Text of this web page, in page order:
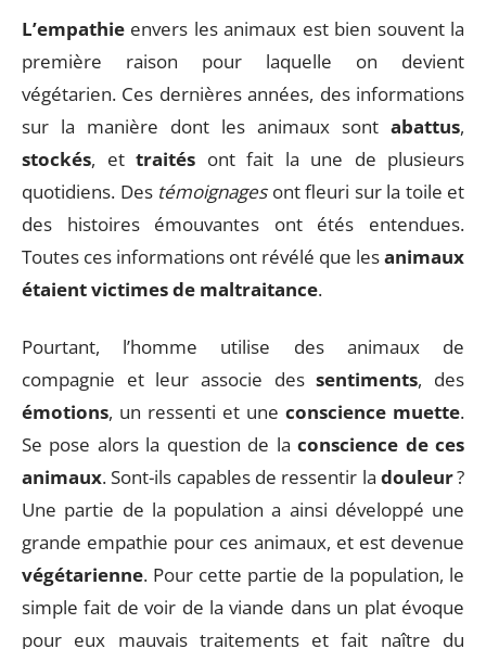
L’empathie envers les animaux est bien souvent la
première raison pour laquelle on devient
végétarien. Ces dernières années, des informations
sur la manière dont les animaux sont abattus,
stockés, et traités ont fait la une de plusieurs
quotidiens. Des témoignagesont fleuri sur la toile et
des histoires émouvantes ont étés entendues.
Toutes ces informations ont révélé que lesanimaux
étaient victimes de maltraitance.
Pourtant, l’homme utilise des animaux de
compagnie et leur associe dessentiments, des
émotions, un ressenti et une conscience muette.
Se pose alors la question de laconscience de ces
animaux. Sont-ils capables de ressentir la douleur?
Une partie de la population a ainsi développé une
grande empathie pour ces animaux, et est devenue
végétarienne. Pour cette partie de la population, le
simple fait de voir de la viande dans un plat évoque
pour eux mauvais traitements et fait naître du